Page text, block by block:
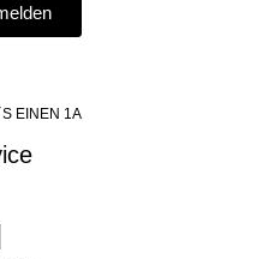
EINEN 1A